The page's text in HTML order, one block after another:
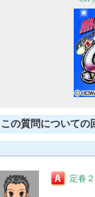
この質問についての
定春２